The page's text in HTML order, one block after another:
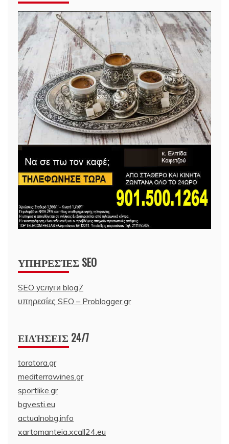
ΥΠΗΡΕΣΊΕΣ SEO
SEO услуги blog7
υπηρεσίες SEO – Problogger.gr
ΕΙΔΉΣΕΙΣ 24/7
toratora.gr
mediterrawines.gr
sportlike.gr
bgvesti.eu
actualnobg.info
xartomanteia.xcall24.eu